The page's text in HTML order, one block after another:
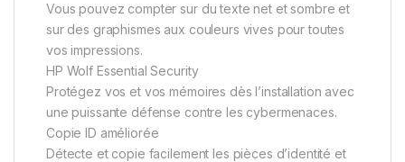
Vous pouvez compter sur du texte net et sombre et
sur des graphismes aux couleurs vives pour toutes
vos impressions.
HP Wolf Essential Security
Protégez vos et vos mémoires dès l’installation avec
une puissante défense contre les cybermenaces.
Copie ID améliorée
Détecte et copie facilement les pièces d’identité et